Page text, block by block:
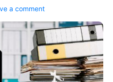
a comment